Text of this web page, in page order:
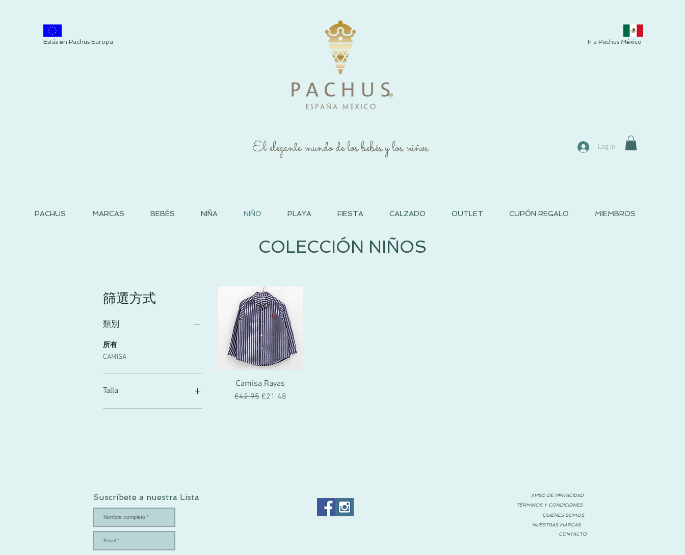
Estás en Pachus Europa
®
Ir a Pachus México
El elegante mundo de los bebés y los niños Log In
PACHUS MARCAS BEBÉS NIÑA NIÑO PLAYA FIESTA CALZADO OUTLET CUPÓN REGALO MIEMBROS
COLECCIÓN NIÑOS
篩選方式
類別
所有
CAMISA
Talla
4
Camisa Rayas
一般價格
€42.95 促銷價格
€21.48
Suscríbete a nuestra Lista
AVISO DE PRIVACIDAD
TÉRMINOS Y CONDICIONES
QUIÉNES SOMOS
NUESTRAS MARCAS
CONTACTO